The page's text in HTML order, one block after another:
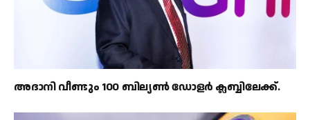
അദാനി വീണ്ടും 100 ബില്യൺ ഡോളർ ക്ലബ്ബിലേക്ക്.